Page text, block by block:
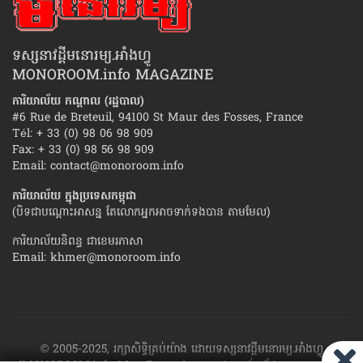
ទស្សនាវដ្ដីមនោរម្យ.អាំងហ្វូ
MONOROOM.info MAGAZINE
ការិយាល័យ កណ្ដាល (រដ្ឋបាល)
#6 Rue de Breteuil, 94100 St Maur des Fosses, France
Tél: + 33 (0) 98 06 98 909
Fax: + 33 (0) 98 56 98 909
Email: contact@monoroom.info
ការិយាល័យ ក្នុង​ប្រទេស​កម្ពុជា
(បិទជាបណ្ដោះអាសន្ន តែលោកអ្នកអាចទាក់ទងបាន តាមមែល)
ការិយាល័យនិពន្ធ ជាខេមរភាសា
Email: khmer@monoroom.info
© 2005-2025, រក្សាសិទ្ធិគ្រប់យ៉ាង ដោយទស្សនាវដ្ដី​មនោរម្យ.អាំងហ្វូ